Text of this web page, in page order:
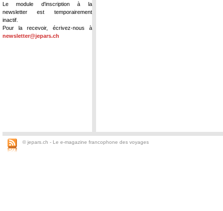
Le module d'inscription à la
newsletter est temporairement
inactif.
Pour la recevoir, écrivez-nous à
newsletter@jepars.ch
© jepars.ch - Le e-magazine francophone des voyages